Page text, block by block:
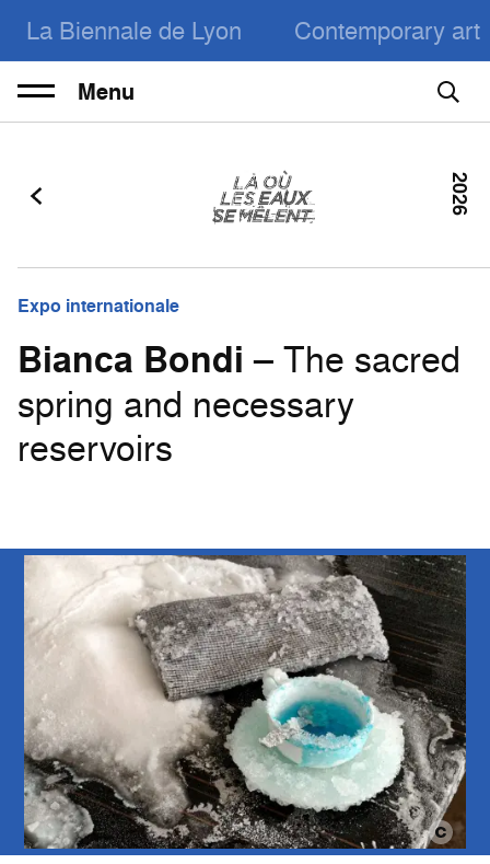
La Biennale de Lyon Contemporary art
Menu
Expo internationale
Bianca Bondi – The sacred
spring and necessary
reservoirs
2026